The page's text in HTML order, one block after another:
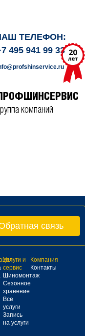
ТЕЛЕФОН:
495 941 99 33
ПРОФШИНСЕРВИС
компаний
связь
Услуги и
сервис
Шиномонтаж
Сезонное
хранение
Все
услуги
Запись
на услуги
Компания
Контакты